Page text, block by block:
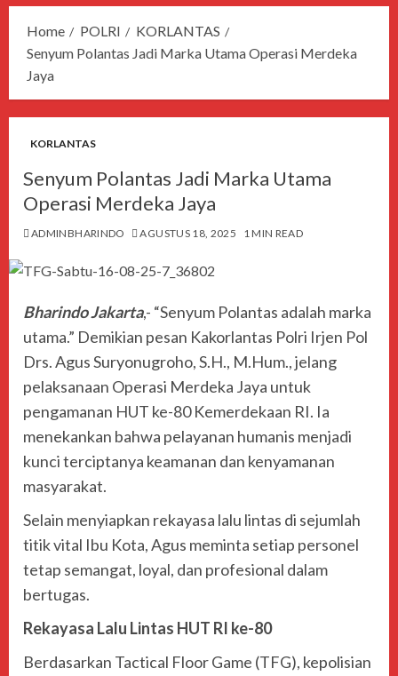
Home POLRI
KORLANTAS
Senyum Polantas Jadi Marka Utama Operasi Merdeka
Jaya
KORLANTAS
Senyum Polantas Jadi Marka Utama
Operasi Merdeka Jaya
ADMINBHARINDO AGUSTUS 18, 2025 1 MIN READ
Bharindo Jakarta,- “Senyum Polantas adalah marka
utama.” Demikian pesan Kakorlantas Polri Irjen Pol
Drs. Agus Suryonugroho, S.H., M.Hum., jelang
pelaksanaan Operasi Merdeka Jaya untuk
pengamanan HUT ke-80 Kemerdekaan RI. Ia
menekankan bahwa pelayanan humanis menjadi
kunci terciptanya keamanan dan kenyamanan
masyarakat.
Selain menyiapkan rekayasa lalu lintas di sejumlah
titik vital Ibu Kota, Agus meminta setiap personel
tetap semangat, loyal, dan profesional dalam
bertugas.
Rekayasa Lalu Lintas HUT RI ke-80
Berdasarkan Tactical Floor Game (TFG), kepolisian